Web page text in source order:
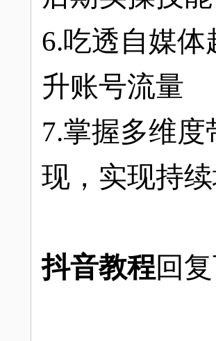
6.吃透自媒
升账号流量
7.掌握多维
现，实现持
抖音教程回